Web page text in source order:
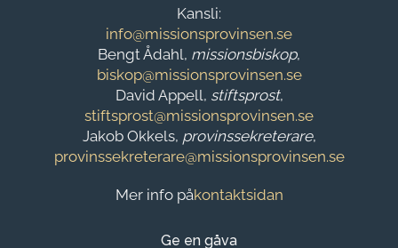
Kansli:
info@missionsprovinsen.se
Bengt Ådahl, missionsbiskop,
biskop@missionsprovinsen.se
David Appell, stiftsprost,
stiftsprost@missionsprovinsen.se
Jakob Okkels, provinssekreterare,
provinssekreterare@missionsprovinsen.se
Mer info påkontaktsidan
Ge en gåva